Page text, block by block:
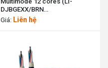
DJBGEXX/BRN
MX12XX(06T2.00)) LS cable
Giá: Liên hệ